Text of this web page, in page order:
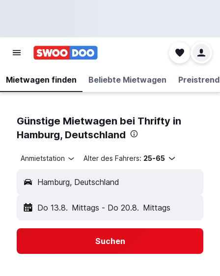
Mietwagen finden Beliebte Mietwagen
Günstige Mietwagen bei Thrifty in
Hamburg, Deutschland
Anmietstation Alter des Fahrers: 25-65
Hamburg, Deutschland
Do 13.8. Mittags - Do 20.8. Mittags
Suchen